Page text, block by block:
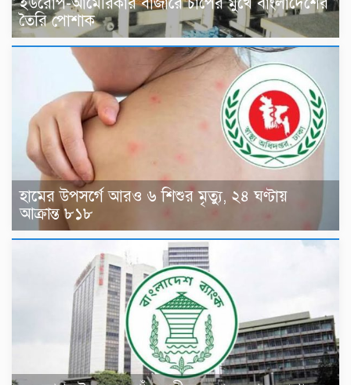
তৈরি পোশাক
হামের উপসর্গে আরও ৬ শিশুর মৃত্যু, ২৪ ঘণ্টায়
আক্রান্ত ৮১৮